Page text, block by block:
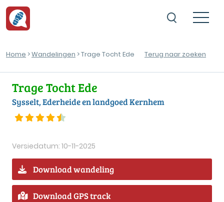
Home >Wandelingen > Trage Tocht Ede Terug naar zoeken
Trage Tocht Ede
Sysselt, Ederheide en landgoed Kernhem
Versiedatum: 10-11-2025
Download wandeling
Download GPS track